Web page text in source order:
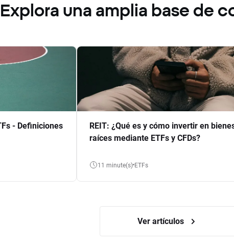
Explora una amplia base de
- Definiciones
REIT: ¿Qué es y cómo invertir en
raíces mediante ETFs y CFDs?
11 minute(s) ETFs
Ver artículos